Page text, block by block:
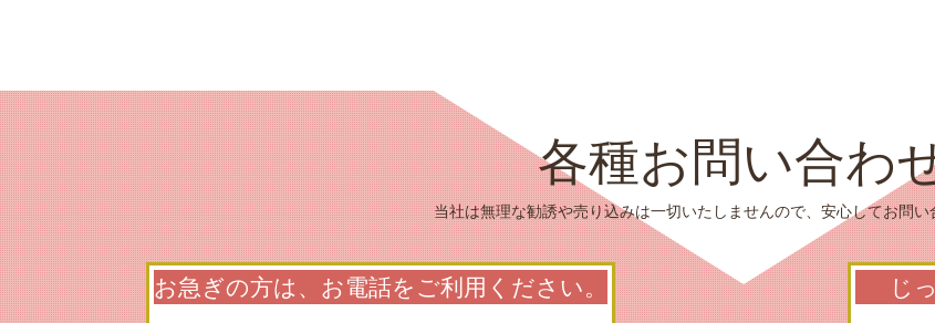
各種お問い合わ
当社は無理な勧誘や売り込みは一切いたしませんので、安心してお問い
お急ぎの方は、お電話をご利用ください。 じ